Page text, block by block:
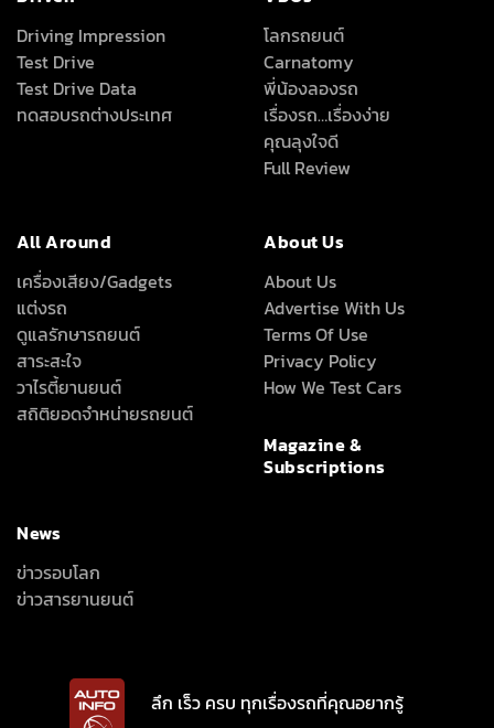
Driving Impression
Test Drive
Test Drive Data
ทดสอบรถต่างประเทศ
โลกรถยนต์
Carnatomy
พี่น้องลองรถ
เรื่องรถ…เรื่องง่าย
คุณลุงใจดี
Full Review
All Around
เครื่องเสียง/Gadgets
แต่งรถ
ดูแลรักษารถยนต์
สาระสะใจ
วาไรตี้ยานยนต์
สถิติยอดจำหน่ายรถยนต์
About Us
About Us
Advertise With Us
Terms Of Use
Privacy Policy
How We Test Cars
Magazine &
Subscriptions
News
ข่าวรอบโลก
ข่าวสารยานยนต์
ลึก เร็ว ครบ ทุกเรื่องรถที่คุณอยากรู้